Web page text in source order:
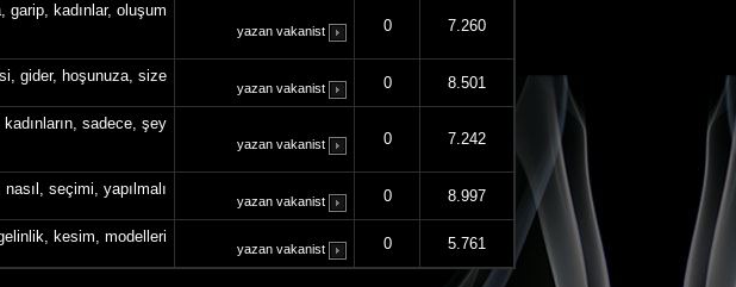
yazan vakanist 0 7.260
yazan vakanist 0 8.501
yazan vakanist 0 7.242
yazan vakanist 0 8.997
yazan vakanist 0 5.761